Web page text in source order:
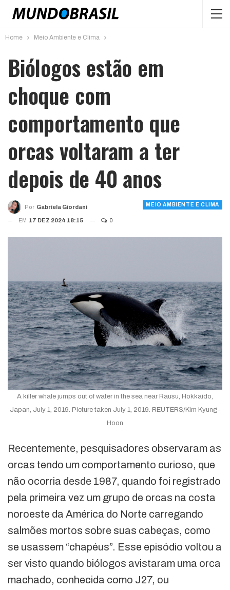
Home Meio Ambiente e Clima
Biólogos estão em
choque com
comportamento que
orcas voltaram a ter
depois de 40 anos
MEIO AMBIENTE E CLIMA
Por Gabriela Giordani
EM 17 DEZ 2024 18:15 0
A killer whale jumps out of water in the sea near Rausu, Hokkaido,
Japan, July 1, 2019. Picture taken July 1, 2019. REUTERS/Kim Kyung-
Hoon
Recentemente, pesquisadores observaram as
orcas tendo um comportamento curioso, que
não ocorria desde 1987, quando foi registrado
pela primeira vez um grupo de orcas na costa
noroeste da América do Norte carregando
salmões mortos sobre suas cabeças, como
se usassem “chapéus”. Esse episódio voltou a
ser visto quando biólogos avistaram uma orca
machado, conhecida como J27, ou